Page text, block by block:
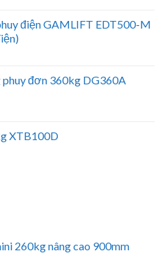
điện GAMLIFT EDT500-M
phuy đơn 360kg DG360A
XTB100D
260kg nâng cao 900mm